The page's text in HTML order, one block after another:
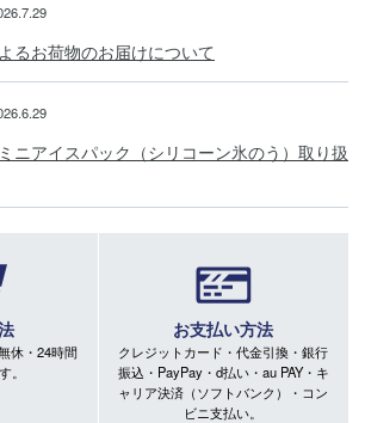
るお荷物のお届けについて
ニアイスパック（シリコーン氷のう）取り扱
休・24時間
。
お支払い方法
クレジットカード・代金引換・銀行
振込・PayPay・d払い・au PAY・キ
ャリア決済（ソフトバンク）・コン
ビニ支払い。